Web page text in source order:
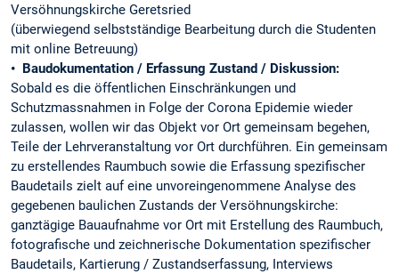
Versöhnungskirche Geretsried
(überwiegend selbstständige Bearbeitung durch die Studenten
mit online Betreuung)
• Baudokumentation / Erfassung Zustand / Diskussion:
Sobald es die öffentlichen Einschränkungen und
Schutzmassnahmen in Folge der Corona Epidemie wieder
zulassen, wollen wir das Objekt vor Ort gemeinsam begehen,
Teile der Lehrveranstaltung vor Ort durchführen. Ein gemeinsam
zu erstellendes Raumbuch sowie die Erfassung spezifischer
Baudetails zielt auf eine unvoreingenommene Analyse des
gegebenen baulichen Zustands der Versöhnungskirche:
ganztägige Bauaufnahme vor Ort mit Erstellung des Raumbuch,
fotografische und zeichnerische Dokumentation spezifischer
Baudetails, Kartierung / Zustandserfassung, Interviews